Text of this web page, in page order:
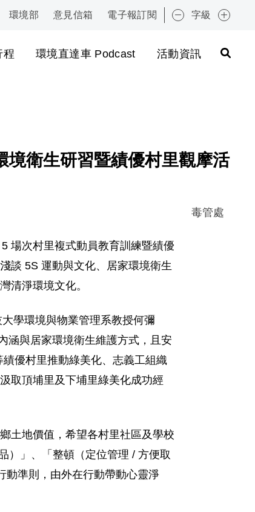
環境部 意見信箱 電子報訂閱 字級
程 環境直達車 Podcast 活動資訊
:::
境衛生研習暨績優村里觀摩活
毒管處
場次村里複式動員教育訓練暨績優
談 5S 運動與文化、居家環境衛生
清淨環境文化。
學環境與物業管理系教授何彌
涵與居家環境衛生維護方式，且安
優村里推動綠美化、志義工組織
取頂埔里及下埔里綠美化成功經
土地價值，希望各村里社區及學校
）」、「整頓（定位管理 / 方便取
動準則，由外在行動帶動心靈淨